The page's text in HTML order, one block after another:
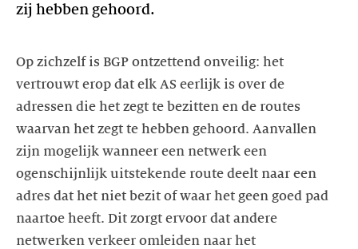
zij hebben gehoord.
Op zichzelf is BGP ontzettend onveilig: het
vertrouwt erop dat elk AS eerlijk is over de
adressen die het zegt te bezitten en de routes
waarvan het zegt te hebben gehoord. Aanvallen
zijn mogelijk wanneer een netwerk een
ogenschijnlijk uitstekende route deelt naar een
adres dat het niet bezit of waar het geen goed pad
naartoe heeft. Dit zorgt ervoor dat andere
netwerken verkeer omleiden naar het